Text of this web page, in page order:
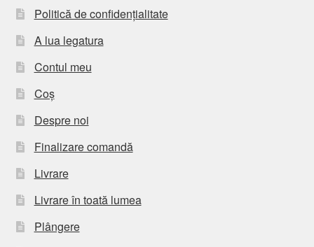
Politică de confidențialitate
A lua legatura
Contul meu
Coș
Despre noi
Finalizare comandă
Livrare
Livrare în toată lumea
Plângere